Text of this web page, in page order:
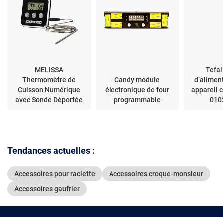
MELISSA
Thermomètre de
Cuisson Numérique
avec Sonde Déportée
Candy module
électronique de four
programmable
Tefal
appareil
Tendances actuelles :
Accessoires pour raclette
Accessoires croque-monsieur
Accessoires gaufrier